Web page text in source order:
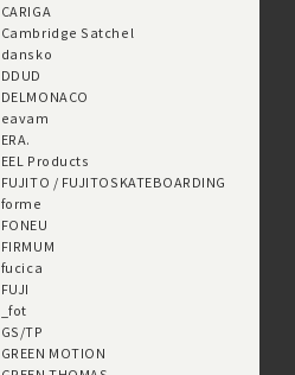
CARIGA
Cambridge Satchel
dansko
DDUD
DELMONACO
eavam
ERA.
EEL Products
FUJITO / FUJITOSKATEBOARDING
forme
FONEU
FIRMUM
fucica
FUJI
_fot
GS/TP
GREEN MOTION